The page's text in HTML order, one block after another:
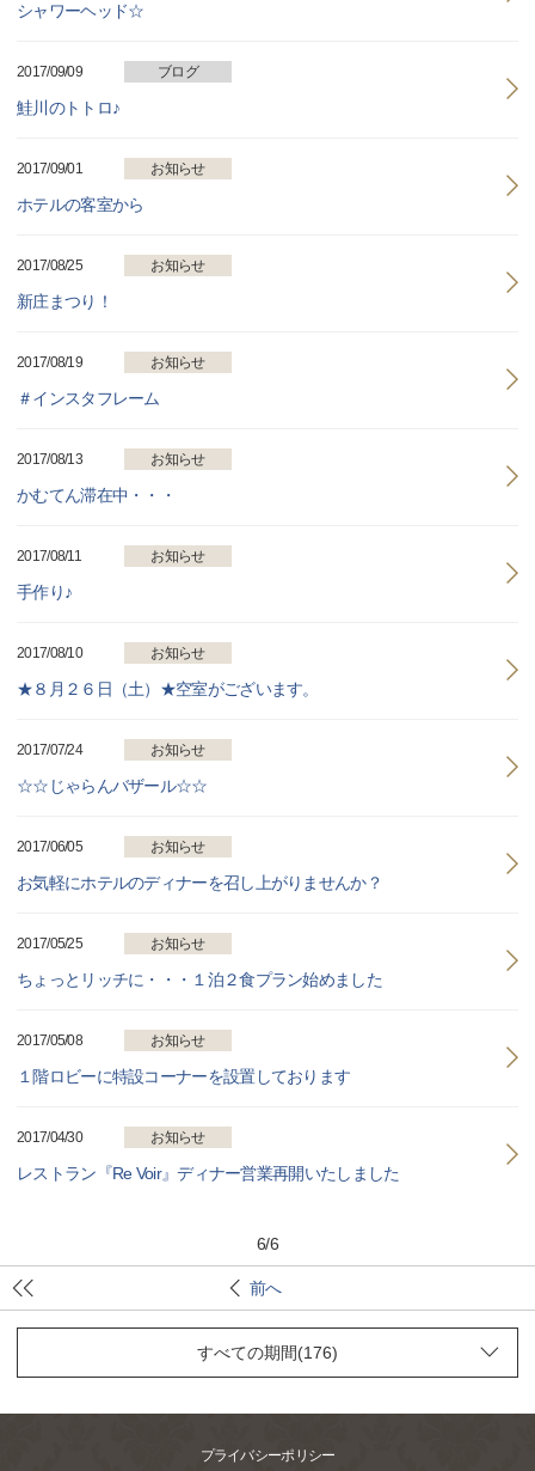
シャワーヘッド☆
2017/09/09 ブログ
鮭川のトトロ♪
2017/09/01 お知らせ
ホテルの客室から
2017/08/25 お知らせ
新庄まつり！
2017/08/19 お知らせ
＃インスタフレーム
2017/08/13 お知らせ
かむてん滞在中・・・
2017/08/11 お知らせ
手作り♪
2017/08/10 お知らせ
★８月２６日（土）★空室がございます。
2017/07/24 お知らせ
☆☆じゃらんバザール☆☆
2017/06/05 お知らせ
お気軽にホテルのディナーを召し上がりませんか？
2017/05/25 お知らせ
ちょっとリッチに・・・１泊２食プラン始めました
2017/05/08 お知らせ
１階ロビーに特設コーナーを設置しております
2017/04/30 お知らせ
レストラン『Re Voir』ディナー営業再開いたしました
6/6
前へ
プライバシーポリシー